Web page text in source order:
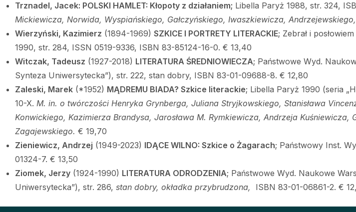
Trznadel, Jacek: POLSKI HAMLET: Kłopoty z działaniem; Libella Paryż 1988, str. 324,
Mickiewicza, Norwida, Wyspiańskiego, Gałczyńskiego, Iwaszkiewicza,
Wierzyński, Kazimierz (1894-1969) SZKICE I PORTRETY LITERACKIE; Zebrał i
1990, str. 284, ISSN 0519-9336, ISBN 83-85124-16-0. € 13,40
Witczak, Tadeusz (1927-2018) LITERATURA ŚREDNIOWIECZA; Państwowe Wyd.
Synteza Uniwersytecka”), str. 222, stan dobry, ISBN 83-01-09688-8. € 12,80
Zaleski, Marek (*1952) MĄDREMU BIADA? Szkice literackie; Libella Paryż 1990 (seria
10-X. M. in. o twórczości Henryka Grynberga, Juliana Stryjkowskiego, Stanisława
Konwickiego, Kazimierza Brandysa, Jarosława M. Rymkiewicza, Andrzeja Kuśniewicza,
Zagajewskiego. € 19,70
Zieniewicz, Andrzej (1949-2023) IDĄCE WILNO: Szkice o Żagarach; Państwowy Inst.
01324-7. € 13,50
Ziomek, Jerzy (1924-1990) LITERATURA ODRODZENIA; Państwowe Wyd. Naukowe
Uniwersytecka”), str. 286, stan dobry, okładka przybrudzona, ISBN 83-01-06861-2. €